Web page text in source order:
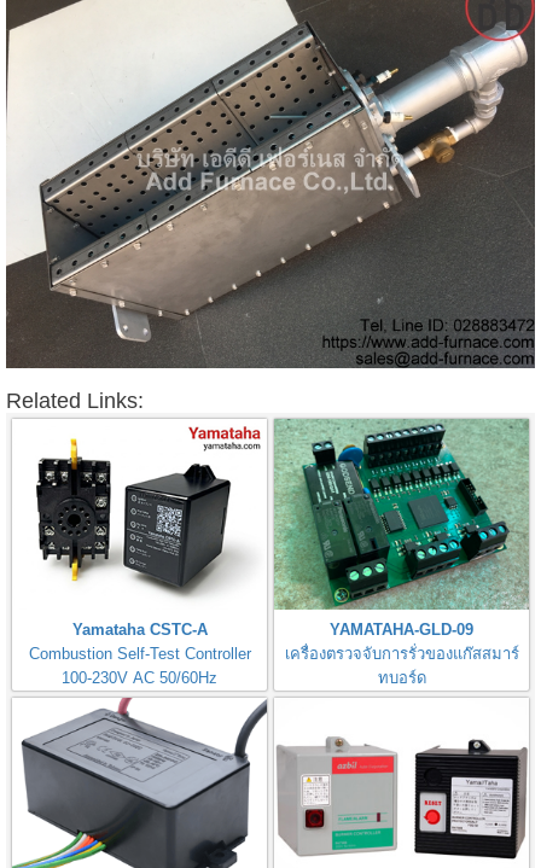
Related Links:
Yamataha CSTC-A
Combustion Self-Test Controller
100-230V AC 50/60Hz
YAMATAHA-GLD-09
เครื่องตรวจจับการรั่วของแก๊สสมาร์
ทบอร์ด
Gas Leak Detector Smart Board